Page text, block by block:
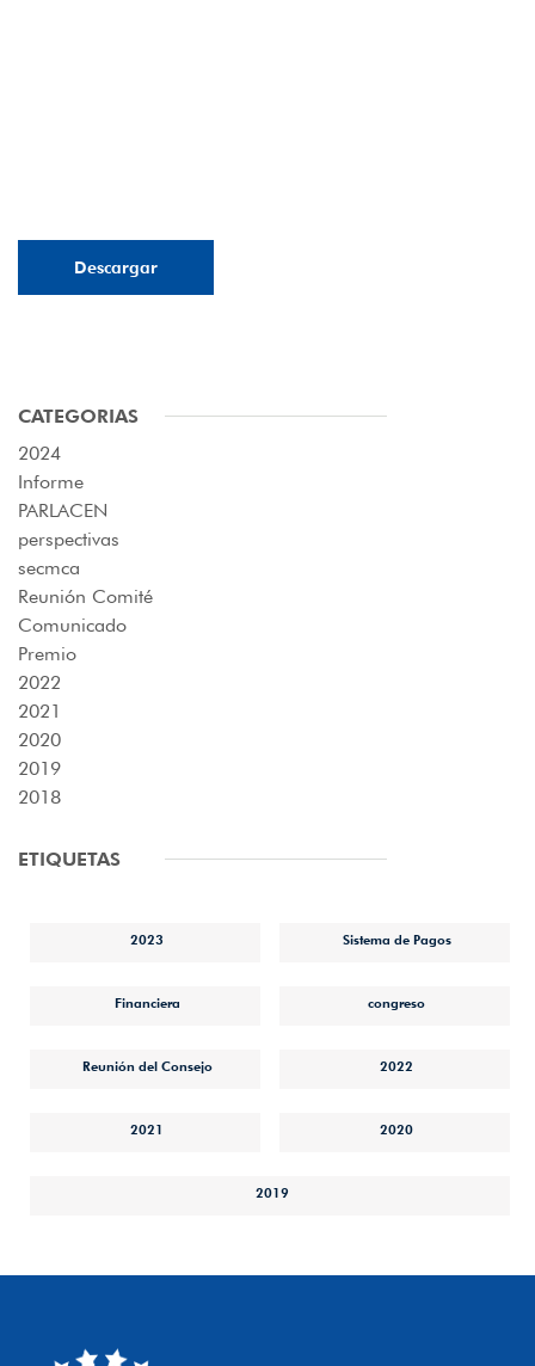
Descargar
CATEGORIAS
2024
Informe
PARLACEN
perspectivas
secmca
Reunión Comité
Comunicado
Premio
2022
2021
2020
2019
2018
ETIQUETAS
2023 Sistema de Pagos
Financiera congreso
Reunión del Consejo 2022
2021 2020
2019